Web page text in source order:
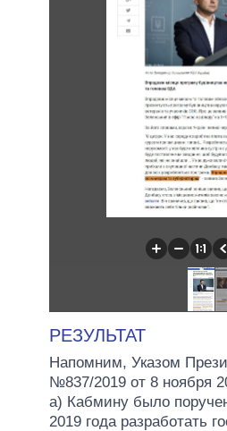
РЕЗУЛЬТАТ
Напомним, Указом
№837/2019 от 8 ноября
а) Кабмину было
2019 года разработать